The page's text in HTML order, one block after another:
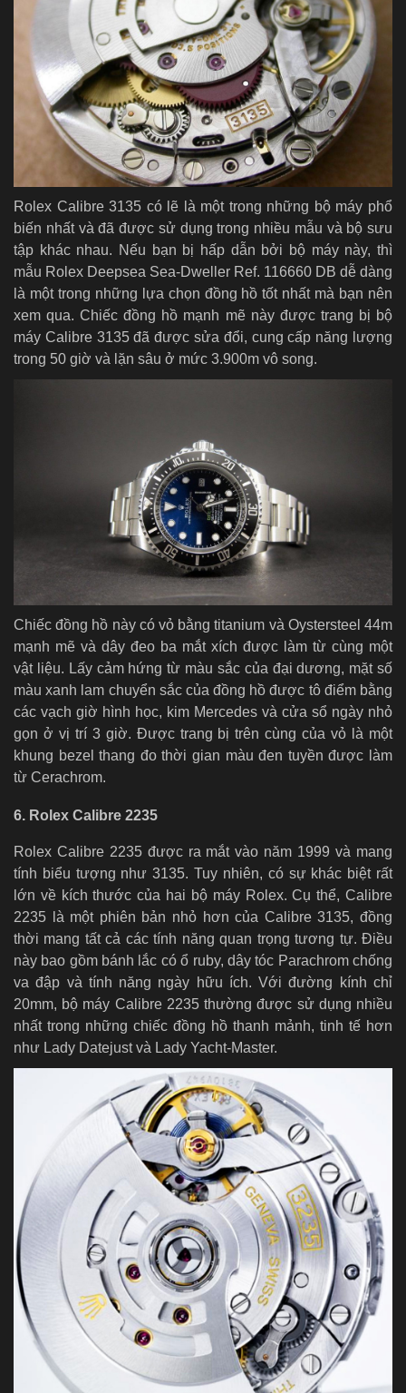
Rolex Calibre 3135 có lẽ là một trong những bộ máy phổ
biến nhất và đã được sử dụng trong nhiều mẫu và bộ sưu
tập khác nhau. Nếu bạn bị hấp dẫn bởi bộ máy này, thì
mẫu Rolex Deepsea Sea-Dweller Ref. 116660 DB dễ dàng
là một trong những lựa chọn đồng hồ tốt nhất mà bạn nên
xem qua. Chiếc đồng hồ mạnh mẽ này được trang bị bộ
máy Calibre 3135 đã được sửa đổi, cung cấp năng lượng
trong 50 giờ và lặn sâu ở mức 3.900m vô song.
Chiếc đồng hồ này có vỏ bằng titanium và Oystersteel 44m
mạnh mẽ và dây đeo ba mắt xích được làm từ cùng một
vật liệu. Lấy cảm hứng từ màu sắc của đại dương, mặt số
màu xanh lam chuyển sắc của đồng hồ được tô điểm bằng
các vạch giờ hình học, kim Mercedes và cửa sổ ngày nhỏ
gọn ở vị trí 3 giờ. Được trang bị trên cùng của vỏ là một
khung bezel thang đo thời gian màu đen tuyền được làm
từ Cerachrom.
6. Rolex Calibre 2235
Rolex Calibre 2235 được ra mắt vào năm 1999 và mang
tính biểu tượng như 3135. Tuy nhiên, có sự khác biệt rất
lớn về kích thước của hai bộ máy Rolex. Cụ thể, Calibre
2235 là một phiên bản nhỏ hơn của Calibre 3135, đồng
thời mang tất cả các tính năng quan trọng tương tự. Điều
này bao gồm bánh lắc có ổ ruby, dây tóc Parachrom chống
va đập và tính năng ngày hữu ích. Với đường kính chỉ
20mm, bộ máy Calibre 2235 thường được sử dụng nhiều
nhất trong những chiếc đồng hồ thanh mảnh, tinh tế hơn
như Lady Datejust và Lady Yacht-Master.